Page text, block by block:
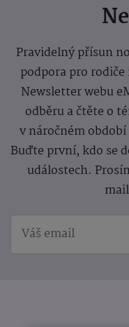
Pravidelný přísun
podpora pro
Newsletter webu
odběru a čtěte o
v náročném
Buďte první, kdo se
událostech.